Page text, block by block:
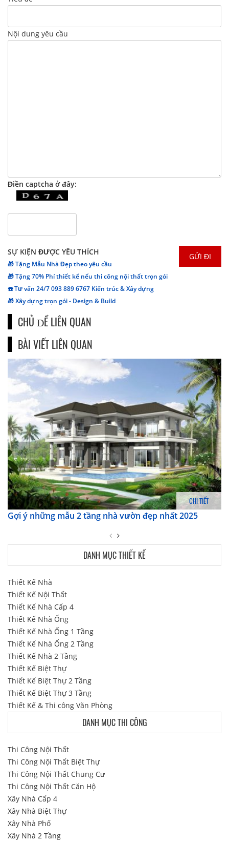
Nội dung yêu cầu
Điền captcha ở đây:
SỰ KIỆN ĐƯỢC YÊU THÍCH
🎁 Tặng Mẫu Nhà Đẹp theo yêu cầu
🎁 Tặng 70% Phí thiết kế nếu thi công nội thất trọn gói
☎️ Tư vấn 24/7 093 889 6767 Kiến trúc & Xây dựng
🎁 Xây dựng trọn gói - Design & Build
CHỦ ĐỀ LIÊN QUAN
BÀI VIẾT LIÊN QUAN
CHI TIẾT
Gợi ý những mẫu 2 tầng nhà vườn đẹp nhất 2025
DANH MỤC THIẾT KẾ
Thiết Kế Nhà
Thiết Kế Nội Thất
Thiết Kế Nhà Cấp 4
Thiết Kế Nhà Ống
Thiết Kế Nhà Ống 1 Tầng
Thiết Kế Nhà Ống 2 Tầng
Thiết Kế Nhà 2 Tầng
Thiết Kế Biệt Thự
Thiết Kế Biệt Thự 2 Tầng
Thiết Kế Biệt Thự 3 Tầng
Thiết Kế & Thi công Văn Phòng
DANH MỤC THI CÔNG
Thi Công Nội Thất
Thi Công Nội Thất Biệt Thự
Thi Công Nội Thất Chung Cư
Thi Công Nội Thất Căn Hộ
Xây Nhà Cấp 4
Xây Nhà Biệt Thự
Xây Nhà Phố
Xây Nhà 2 Tầng